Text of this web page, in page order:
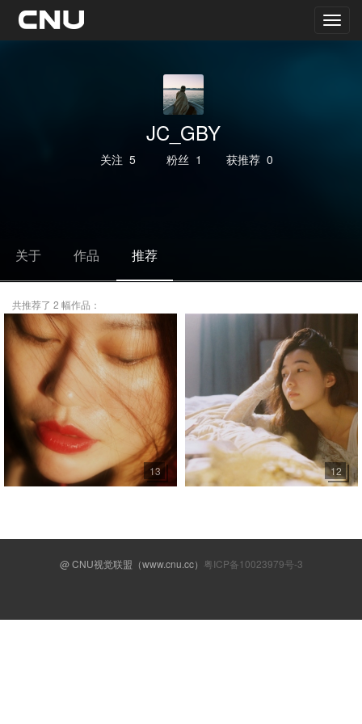
JC_GBY
关注 5 粉丝 1 获推荐 0
关于 作品 推荐
共推荐了 2 幅作品：
13 12
@ CNU视觉联盟（www.cnu.cc） 粤ICP备10023979号-3